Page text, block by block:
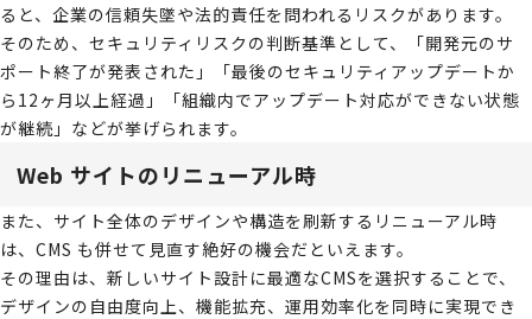
ると、企業の信頼失墜や法的責任を問われるリスクがあります。
そのため、セキュリティリスクの判断基準として、「開発元のサ
ポート終了が発表された」「最後のセキュリティアップデートか
ら12ヶ月以上経過」「組織内でアップデート対応ができない状態
が継続」などが挙げられます。
Web サイトのリニューアル時
また、サイト全体のデザインや構造を刷新するリニューアル時
は、CMS も併せて見直す絶好の機会だといえます。
その理由は、新しいサイト設計に最適なCMSを選択することで、
デザインの自由度向上、機能拡充、運用効率化を同時に実現でき